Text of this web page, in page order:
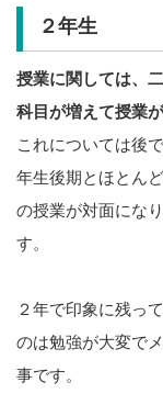
２年生
授業に関しては、
科目が増えて授業
これについては後
年生後期とほとん
の授業が対面にな
す。
２年で印象に残っ
のは勉強が大変で
事です。